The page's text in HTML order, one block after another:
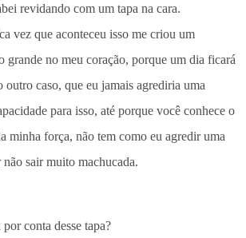
revidando com um tapa na cara.
vez que aconteceu isso me criou um
grande no meu coração, porque um dia ficará
caso, que eu jamais agrediria uma
para isso, até porque você conhece o
minha força, não tem como eu agredir uma
sair muito machucada.
conta desse tapa?